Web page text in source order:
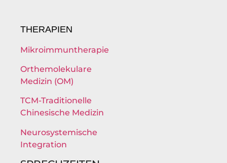
THERAPIEN
Mikroimmuntherapie
Orthemolekulare
Medizin (OM)
TCM-Traditionelle
Chinesische Medizin
Neurosystemische
Integration